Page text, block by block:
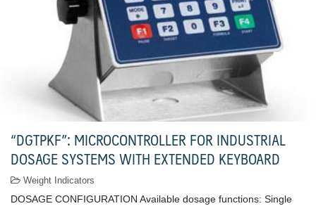
“DGTPKF”: MICROCONTROLLER FOR INDUSTRIAL
DOSAGE SYSTEMS WITH EXTENDED KEYBOARD
Weight Indicators
DOSAGE CONFIGURATION Available dosage functions: Single